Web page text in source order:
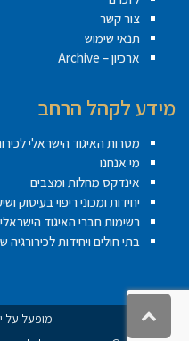
צור קשר
תנאי שימוש
ארכיון – Archive
מידע לקהל הרחב
מטרות האיגוד הישראלי
מי אנחנו
אינדקס מחלות ומצבים
יחידות ומכוני ריפוי בעיסוק
רשימות חברי האיגוד
בתי חולים ויחידות לכירורגיה
מופעל על
לראש